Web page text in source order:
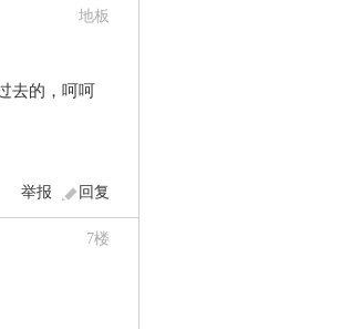
地板
去的，呵呵
回复
举报
7楼